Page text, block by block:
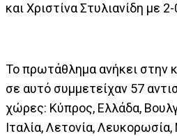
και Χριστίνα Στυλιανίδη με
Το πρωτάθλημα ανήκει στην
σε αυτό συμμετείχαν 57
χώρες: Κύπρος, Ελλάδα,
Ιταλία, Λετονία,